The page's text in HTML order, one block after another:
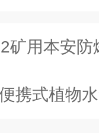
用本安防爆个
携式植物水